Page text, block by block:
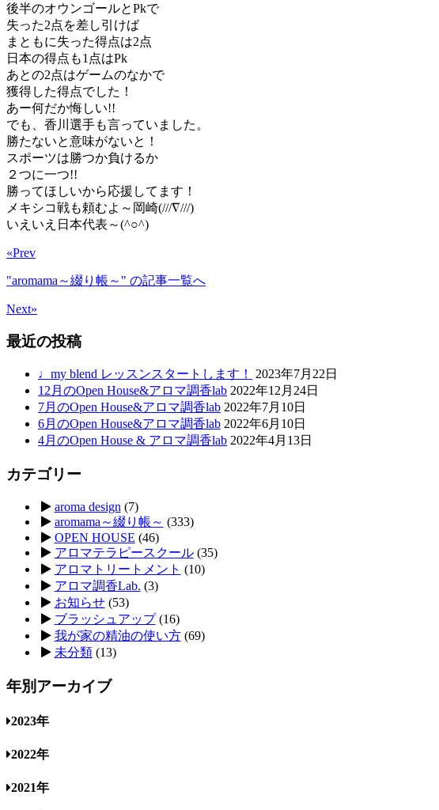
後半のオウンゴールとPkで
失った2点を差し引けば
まともに失った得点は2点
日本の得点も1点はPk
あとの2点はゲームのなかで
獲得した得点でした！
あー何だか悔しい!!
でも、香川選手も言っていました。
勝たないと意味がないと！
スポーツは勝つか負けるか
２つに一つ!!
勝ってほしいから応援してます！
メキシコ戦も頼むよ～岡崎(///∇///)
いえいえ日本代表～(^○^)
«Prev
"aromama～綴り帳～" の記事一覧へ
Next»
最近の投稿
♩my blend レッスンスタートします！
2023年7月22日
12月のOpen House&アロマ調香lab 2022年12月24日
7月のOpen House&アロマ調香lab 2022年7月10日
6月のOpen House&アロマ調香lab 2022年6月10日
4月のOpen House & アロマ調香lab 2022年4月13日
カテゴリー
aroma design (7)
aromama～綴り帳～ (333)
OPEN HOUSE (46)
アロマテラピースクール(35)
アロマトリートメント (10)
アロマ調香Lab. (3)
お知らせ(53)
ブラッシュアップ(16)
我が家の精油の使い方(69)
未分類(13)
年別アーカイブ
2023年
2022年
2021年